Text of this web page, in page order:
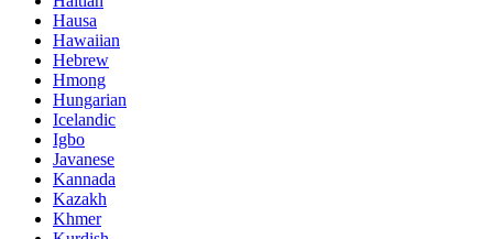
Hausa
Hawaiian
Hebrew
Hmong
Hungarian
Icelandic
Igbo
Javanese
Kannada
Kazakh
Khmer